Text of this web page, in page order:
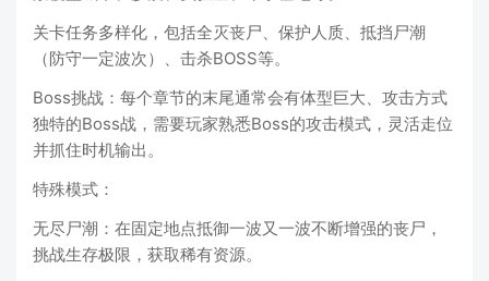
关卡任务多样化，包括全灭丧尸、保护人质、抵挡尸潮
（防守一定波次）、击杀BOSS等。
Boss挑战：每个章节的末尾通常会有体型巨大、攻击方式
独特的Boss战，需要玩家熟悉Boss的攻击模式，灵活走位
并抓住时机输出。
特殊模式：
无尽尸潮：在固定地点抵御一波又一波不断增强的丧尸，
挑战生存极限，获取稀有资源。